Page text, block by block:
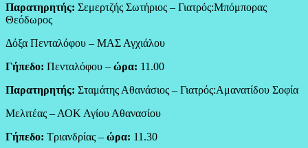
Παρατηρητής: Σεμερτζής Σωτήριος – Γιατρός:Μπόμπορας
Θεόδωρος
Δόξα Πενταλόφου – ΜΑΣ Αγχιάλου
Γήπεδο: Πενταλόφου – ώρα: 11.00
Παρατηρητής: Σταμάτης Αθανάσιος – Γιατρός:Αμανατίδου Σοφία
Μελιτέας – ΑΟΚ Αγίου Αθανασίου
Γήπεδο: Τριανδρίας – ώρα: 11.30